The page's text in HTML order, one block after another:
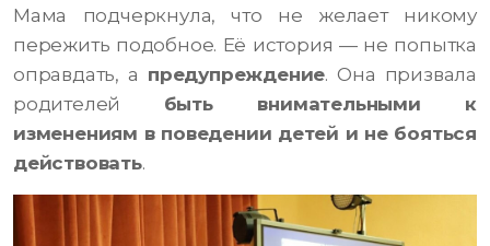
Мама подчеркнула, что не желает никому
пережить подобное. Её история — не попытка
оправдать, а предупреждение. Она призвала
родителей быть внимательными к
изменениям в поведении детей и не бояться
действовать.